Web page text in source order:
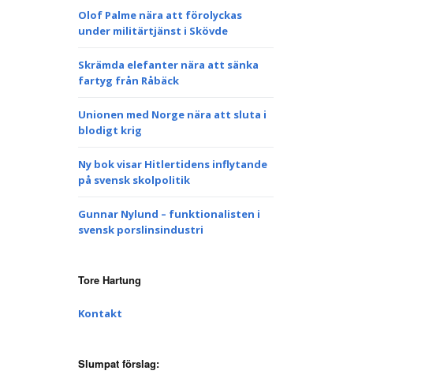
Olof Palme nära att förolyckas
under militärtjänst i Skövde
Skrämda elefanter nära att sänka
fartyg från Råbäck
Unionen med Norge nära att sluta i
blodigt krig
Ny bok visar Hitlertidens inflytande
på svensk skolpolitik
Gunnar Nylund – funktionalisten i
svensk porslinsindustri
Tore Hartung
Kontakt
Slumpat förslag: